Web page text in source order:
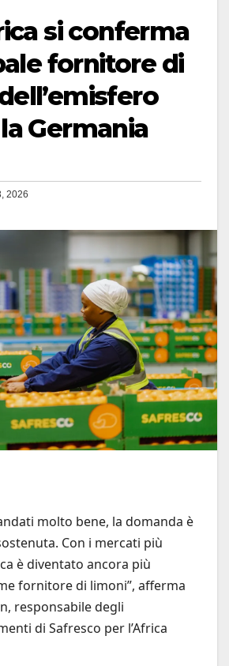
si conferma
fornitore di
Germania
2026
molto bene, la domanda è
Con i mercati più
è diventato ancora più
fornitore di limoni”, afferma
responsabile degli
di Safresco per l’Africa